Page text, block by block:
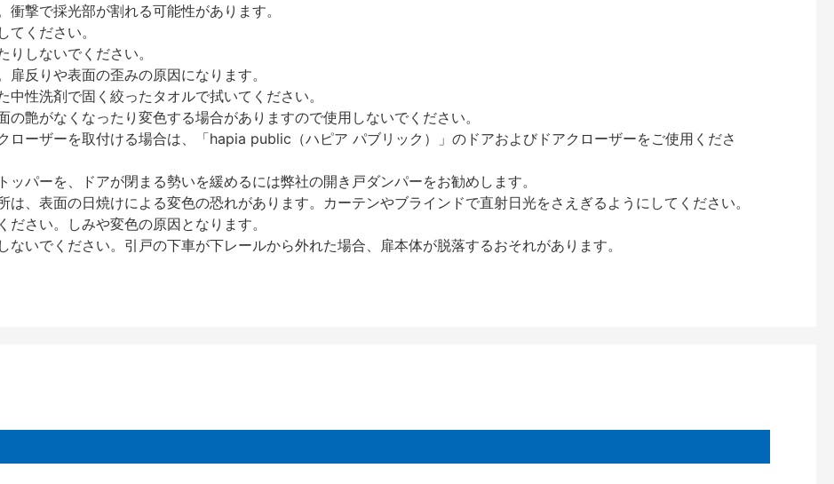
撃で採光部が割れる可能性があります。
ください。
しないでください。
反りや表面の歪みの原因になります。
性洗剤で固く絞ったタオルで拭いてください。
艶がなくなったり変色する場合がありますので使用しないでください。
ーザーを取付ける場合は、「hapia public（ハピア パブリック）」のドアおよびドアクローザーをご使用くださ
パーを、ドアが閉まる勢いを緩めるには弊社の開き戸ダンパーをお勧めします。
、表面の日焼けによる変色の恐れがあります。カーテンやブラインドで直射日光をさえぎるようにしてください。
さい。しみや変色の原因となります。
いでください。引戸の下車が下レールから外れた場合、扉本体が脱落するおそれがあります。